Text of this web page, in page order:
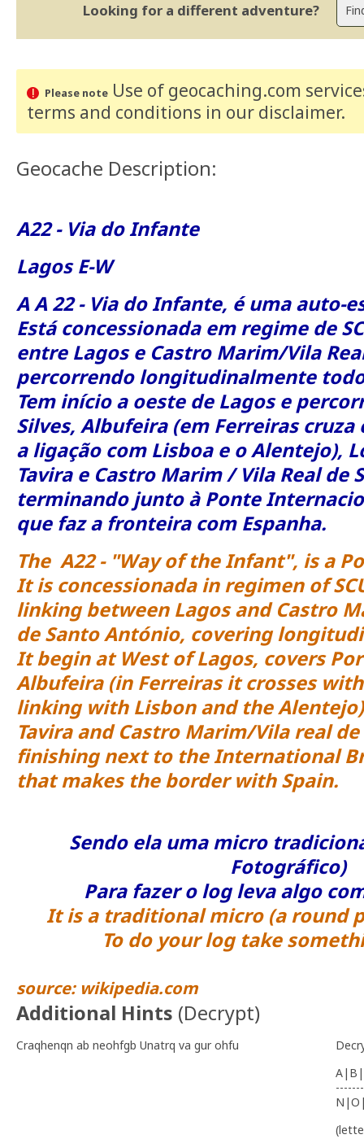
Looking for a different adventure?
Please noteUse of geocaching.com
terms and conditions in our disclaimer.
Geocache Description:
A22 - Via do Infante
Lagos E-W
A A 22 - Via do Infante, é uma auto-
Está concessionada em regime de
entre Lagos e Castro Marim/Vila
percorrendo longitudinalmente
Tem início a oeste de Lagos e
Silves, Albufeira (em Ferreiras
a ligação com Lisboa e o Alentejo),
Tavira e Castro Marim / Vila Real de
terminando junto à Ponte
que faz a fronteira com Espanha.
The A22 - "Way of the Infant", is a
It is concessionada in regimen of
linking between Lagos and Castro
de Santo António, covering
It begin at West of Lagos, covers
Albufeira (in Ferreiras it crosses
linking with Lisbon and the
Tavira and Castro Marim/Vila real
finishing next to the International
that makes the border with Spain.
Sendo ela uma micro
Fotográfico)
Para fazer o log leva algo
It is a traditional micro (a round
To do your log take
source: wikipedia.com
Additional Hints (Decrypt)
Craqhenqn ab neohfgb Unatrq va gur ohfu